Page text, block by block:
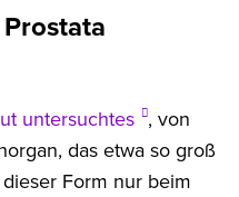
untersuchtes , von
das etwa so groß
Form nur beim